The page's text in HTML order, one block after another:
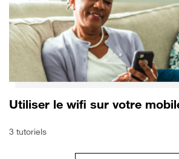
Utiliser le wifi sur votre
3 tutoriels